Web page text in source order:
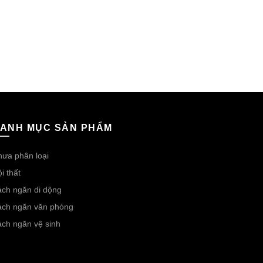
MỤC SẢN PHẨM
phân loại
thất
ngăn di dộng
ngăn văn phòng
ngăn vệ sinh